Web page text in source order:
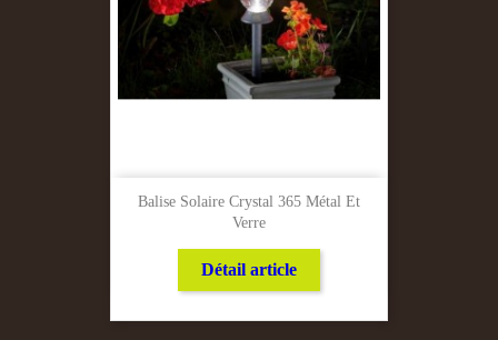
Balise Solaire Crystal 365 Métal Et
Verre
Détail article